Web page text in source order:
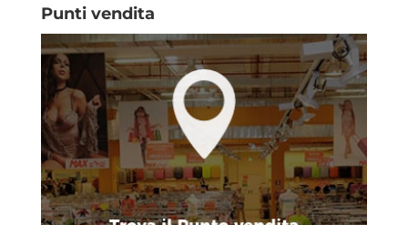
Punti vendita